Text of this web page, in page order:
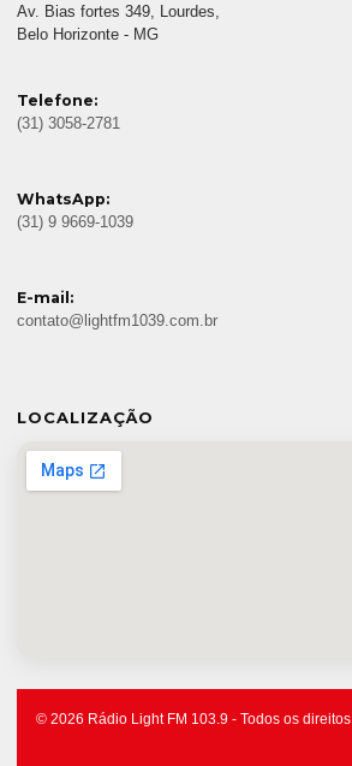
Av. Bias fortes 349, Lourdes,
Belo Horizonte - MG
Telefone:
(31) 3058-2781
WhatsApp:
(31) 9 9669-1039
E-mail:
contato@lightfm1039.com.br
LOCALIZAÇÃO
© 2026 Rádio Light FM 103.9 - Todos os